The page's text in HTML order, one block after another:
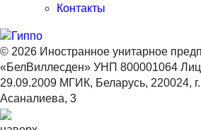
Контакты
© 2026 Иностранное унитарное
«БелВиллесден» УНП 800001064
29.09.2009 МГИК, Беларусь, 220024,
Асаналиева, 3